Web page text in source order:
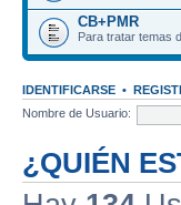
CB+PMR
Para tratar temas
IDENTIFICARSE •
Nombre de Usuario:
¿QUIÉN